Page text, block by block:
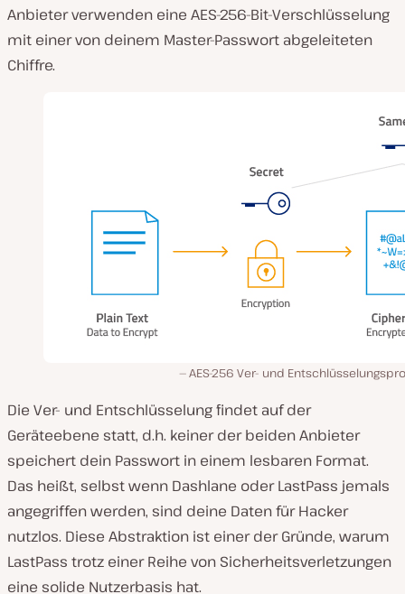
Anbieter verwenden eine AES-256-Bit-Verschlüsselung
mit einer von deinem Master-Passwort abgeleiteten
Chiffre.
AES-256 Ver- und
Die Ver- und Entschlüsselung findet auf der
Geräteebene statt, d.h. keiner der beiden Anbieter
speichert dein Passwort in einem lesbaren Format.
Das heißt, selbst wenn Dashlane oder LastPass jemals
angegriffen werden, sind deine Daten für Hacker
nutzlos. Diese Abstraktion ist einer der Gründe, warum
LastPass trotz einer Reihe von Sicherheitsverletzungen
eine solide Nutzerbasis hat.